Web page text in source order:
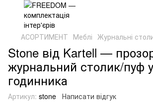
АСОРТИМЕНТ Меблі Журнальні
Stone від Kartell —
журнальний столик/пуф
годинника
Артикул: stone Написати відгук